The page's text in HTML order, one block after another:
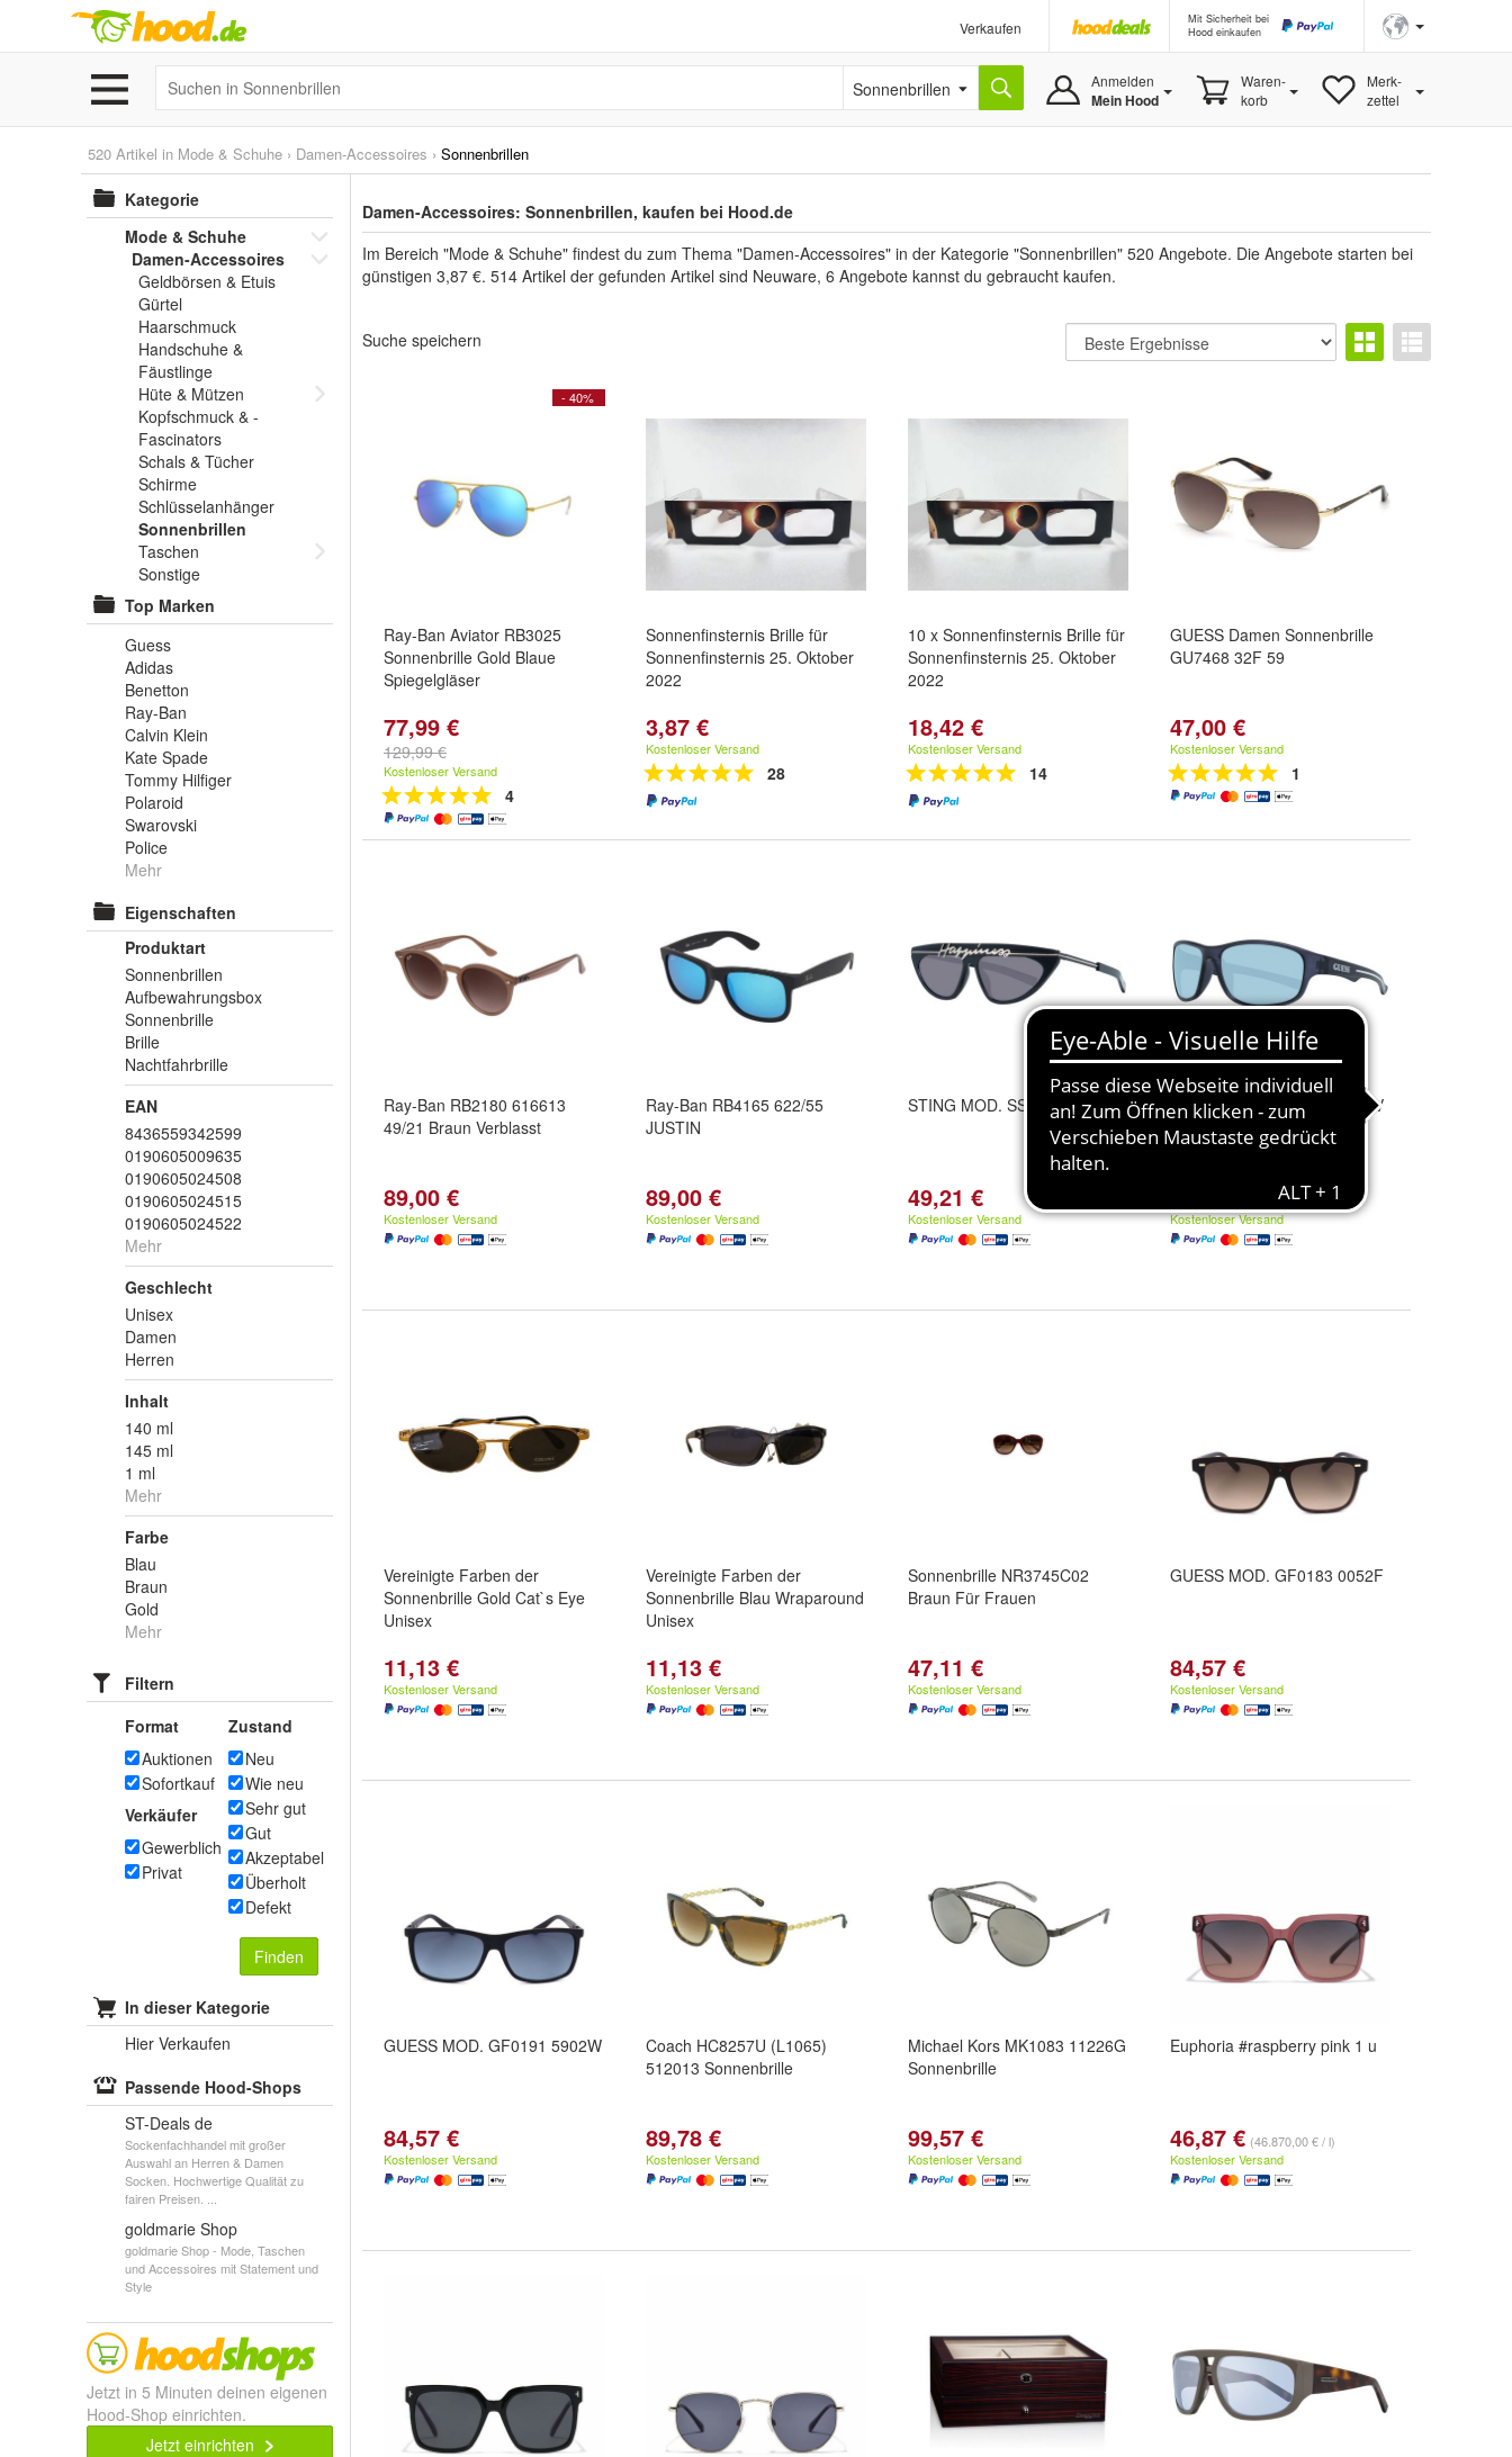
Verkaufen
Mit Sicherheit bei
Hood einkaufen
Sonnenbrillen Anmelden
Mein Hood
Waren-
korb
Merk-
zettel
520 Artikel in Mode & Schuhe › Damen-Accessoires › Sonnenbrillen
Kategorie
Mode & Schuhe
Damen-Accessoires
Geldbörsen & Etuis
Gürtel
Haarschmuck
Handschuhe &
Fäustlinge
Hüte & Mützen
Kopfschmuck & -
Fascinators
Schals & Tücher
Schirme
Schlüsselanhänger
Sonnenbrillen
Taschen
Sonstige
Top Marken
Guess
Adidas
Benetton
Ray-Ban
Calvin Klein
Kate Spade
Tommy Hilfiger
Polaroid
Swarovski
Police
Mehr
Eigenschaften
Produktart
Sonnenbrillen
Aufbewahrungsbox
Sonnenbrille
Brille
Nachtfahrbrille
EAN
8436559342599
0190605009635
0190605024508
0190605024515
0190605024522
Mehr
Geschlecht
Unisex
Damen
Herren
Inhalt
140 ml
145 ml
1 ml
Mehr
Farbe
Blau
Braun
Gold
Mehr
Filtern
Format
Auktionen
Sofortkauf
Verkäufer
Gewerblich
Privat
Zustand
Neu
Wie neu
Sehr gut
Gut
Akzeptabel
Überholt
Defekt
Finden
In dieser Kategorie
Hier Verkaufen
Passende Hood-Shops
ST-Deals de
Sockenfachhandel mit großer
Auswahl an Herren & Damen
Socken. Hochwertige Qualität zu
fairen Preisen. ...
goldmarie Shop
goldmarie Shop - Mode, Taschen
und Accessoires mit Statement und
Style
Jetzt in 5 Minuten deinen eigenen
Hood-Shop einrichten.
Jetzt einrichten
Damen-Accessoires: Sonnenbrillen, kaufen bei Hood.de
Im Bereich "Mode & Schuhe" findest du zum Thema "Damen-Accessoires" in der Kategorie "Sonnenbrillen" 520 Angebote. Die Angebote starten bei
günstigen 3,87 €. 514 Artikel der gefunden Artikel sind Neuware, 6 Angebote kannst du gebraucht kaufen.
Suche speichern
- 40%
Ray-Ban Aviator RB3025
Sonnenbrille Gold Blaue
Spiegelgläser
77,99 €
129,99 €
Kostenloser Versand
4
Sonnenfinsternis Brille für
Sonnenfinsternis 25. Oktober
2022
3,87 €
Kostenloser Versand
28
10 x Sonnenfinsternis Brille für
Sonnenfinsternis 25. Oktober
2022
18,42 €
Kostenloser Versand
14
GUESS Damen Sonnenbrille
GU7468 32F 59
47,00 €
Kostenloser Versand
1
Ray-Ban RB2180 616613
49/21 Braun Verblasst
89,00 €
Kostenloser Versand
Ray-Ban RB4165 622/55
JUSTIN
89,00 €
Kostenloser Versand
STING MOD. SST367 560700
49,21 €
Kostenloser Versand
GUESS MOD. GF0210 6292V
Kostenloser Versand
Vereinigte Farben der
Sonnenbrille Gold Cat`s Eye
Unisex
11,13 €
Kostenloser Versand
Vereinigte Farben der
Sonnenbrille Blau Wraparound
Unisex
11,13 €
Kostenloser Versand
Sonnenbrille NR3745C02
Braun Für Frauen
47,11 €
Kostenloser Versand
GUESS MOD. GF0183 0052F
84,57 €
Kostenloser Versand
GUESS MOD. GF0191 5902W
84,57 €
Kostenloser Versand
Coach HC8257U (L1065)
512013 Sonnenbrille
89,78 €
Kostenloser Versand
Michael Kors MK1083 11226G
Sonnenbrille
99,57 €
Kostenloser Versand
Euphoria #raspberry pink 1 u
46,87 € (46.870,00 € / l)
Kostenloser Versand